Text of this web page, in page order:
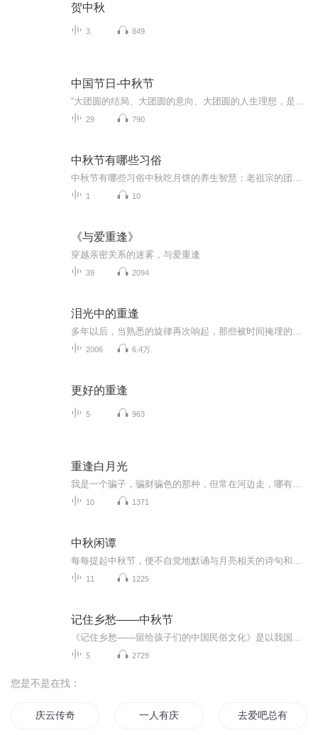
贺中秋
3 849
中国节日-中秋节
29 790
中秋节有哪些习俗
1 10
《与爱重逢》
穿越亲密关系的迷雾，与爱重逢
39 2094
泪光中的重逢
2006 6.4万
更好的重逢
5 963
重逢白月光
10 1371
中秋闲谭
11 1225
记住乡愁——中秋节
5 2729
您是不是在找：
庆云传奇 一人有庆 去爱吧总有意义